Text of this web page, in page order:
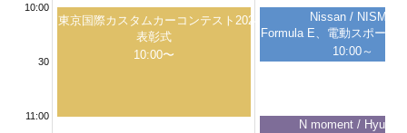
10:00
30
11:00
東京国際カスタムカーコンテスト2024
表彰式
10:00〜
Nissan / NISMO
Formula E、電動スポーツ
10:00～
N moment / Hyundai